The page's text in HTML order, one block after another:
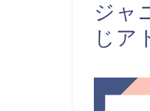
ジャ
じア